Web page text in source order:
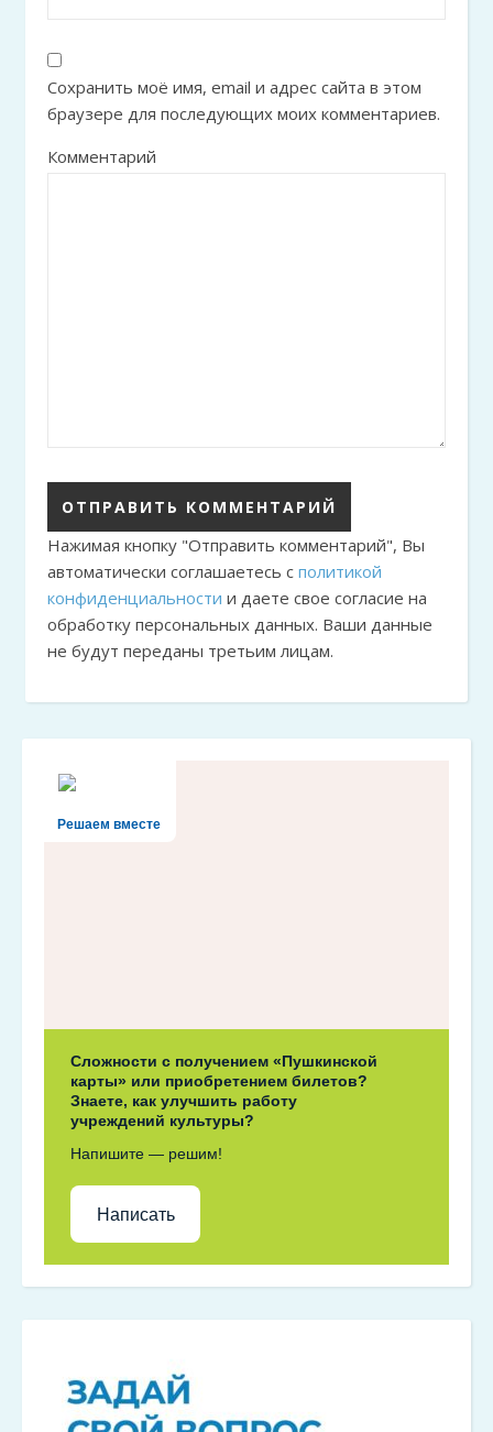
Сохранить моё имя, email и адрес сайта в этом
браузере для последующих моих комментариев.
Комментарий
Нажимая кнопку "Отправить комментарий", Вы
автоматически соглашаетесь с политикой
конфиденциальности и даете свое согласие на
обработку персональных данных. Ваши данные
не будут переданы третьим лицам.
Решаем вместе
Сложности с получением «Пушкинской
карты» или приобретением билетов?
Знаете, как улучшить работу
учреждений культуры?
Напишите — решим!
Написать